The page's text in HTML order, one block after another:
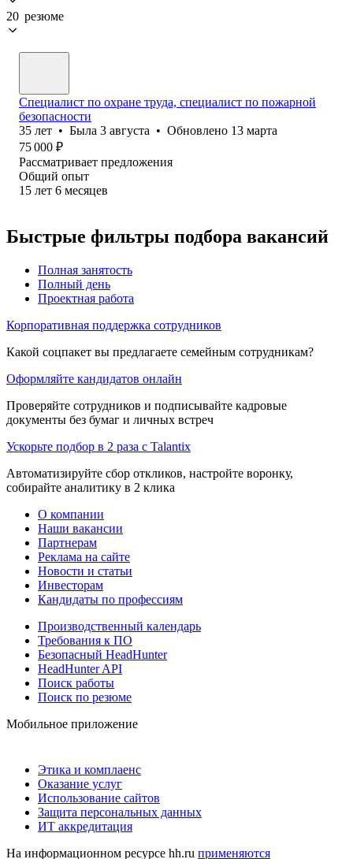
20 резюме
Специалист по охране труда, специалист по пожарной
безопасности
35 лет • Была 3 августа • Обновлено 13 марта
75 000 ₽
Рассматривает предложения
Общий опыт
15 лет 6 месяцев
Быстрые фильтры подбора вакансий
Полная занятость
Полный день
Проектная работа
Корпоративная поддержка сотрудников
Какой соцпакет вы предлагаете семейным сотрудникам?
Оформляйте кандидатов онлайн
Проверяйте сотрудников и подписывайте кадровые
документы без бумаг и личных встреч
Ускорьте подбор в 2 раза с Talantix
Автоматизируйте сбор откликов, настройте воронку,
собирайте аналитику в 2 клика
О компании
Наши вакансии
Партнерам
Реклама на сайте
Новости и статьи
Инвесторам
Кандидаты по профессиям
Производственный календарь
Требования к ПО
Безопасный HeadHunter
HeadHunter API
Поиск работы
Поиск по резюме
Мобильное приложение
Этика и комплаенс
Оказание услуг
Использование сайтов
Защита персональных данных
ИТ аккредитация
На информационном ресурсе hh.ru применяются